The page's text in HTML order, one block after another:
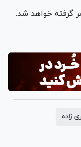
گرفته خواهد شد.
زاده